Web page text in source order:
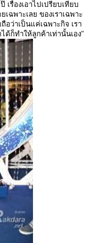
รื่องเอาไปเปรียบเทียบ
ฉพาะเลย ของเราเฉพาะ
อว่าเป็นแค่เฉพาะกิจ เรา
ด้ก็ทำให้ลูกค้าเท่านั้นเอง"